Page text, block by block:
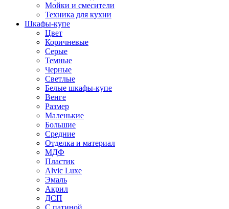
Мойки и смесители
Техника для кухни
Шкафы-купе
Цвет
Коричневые
Серые
Темные
Черные
Светлые
Белые шкафы-купе
Венге
Размер
Маленькие
Большие
Средние
Отделка и материал
МДФ
Пластик
Alvic Luxe
Эмаль
Акрил
ДСП
С патиной